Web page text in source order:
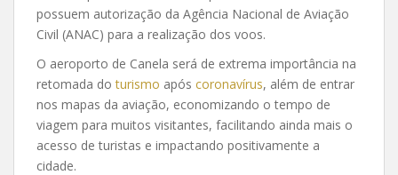
possuem autorização da Agência Nacional de Aviação
Civil (ANAC) para a realização dos voos.
O aeroporto de Canela será de extrema importância na
retomada doturismo após coronavírus, além de entrar
nos mapas da aviação, economizando o tempo de
viagem para muitos visitantes, facilitando ainda mais o
acesso de turistas e impactando positivamente a
cidade.